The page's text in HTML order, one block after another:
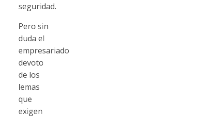
seguridad.
Pero sin
duda el
empresariado
devoto
de los
lemas
que
exigen